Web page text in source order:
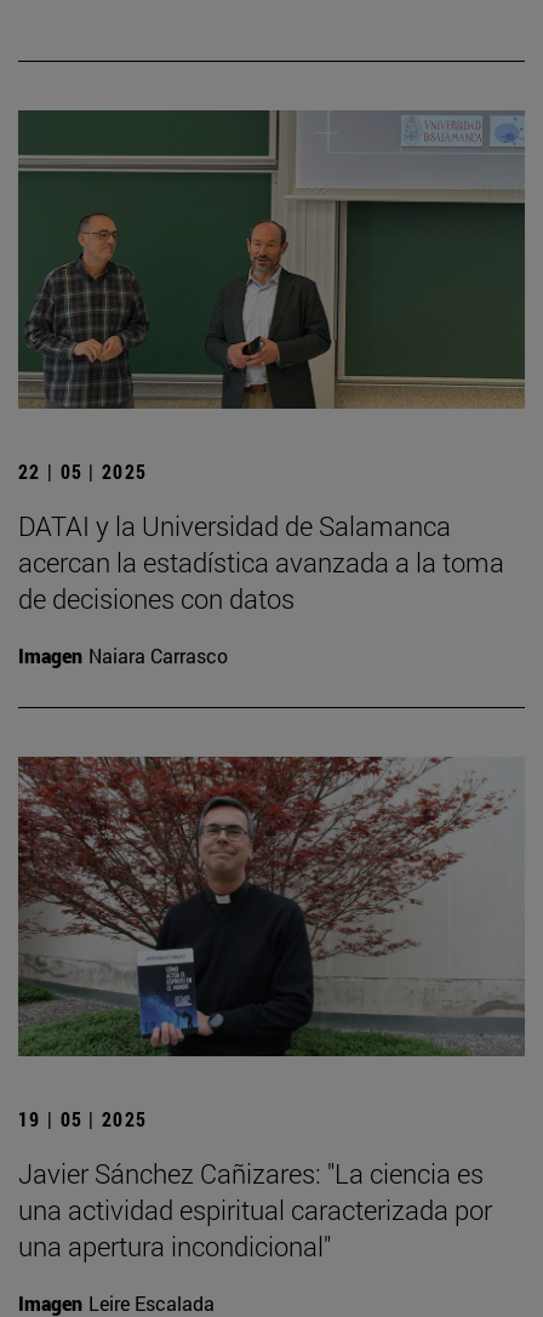
22 | 05 | 2025
DATAI y la Universidad de Salamanca
acercan la estadística avanzada a la toma
de decisiones con datos
Imagen Naiara Carrasco
19 | 05 | 2025
Javier Sánchez Cañizares: "La ciencia es
una actividad espiritual caracterizada por
una apertura incondicional"
Imagen Leire Escalada